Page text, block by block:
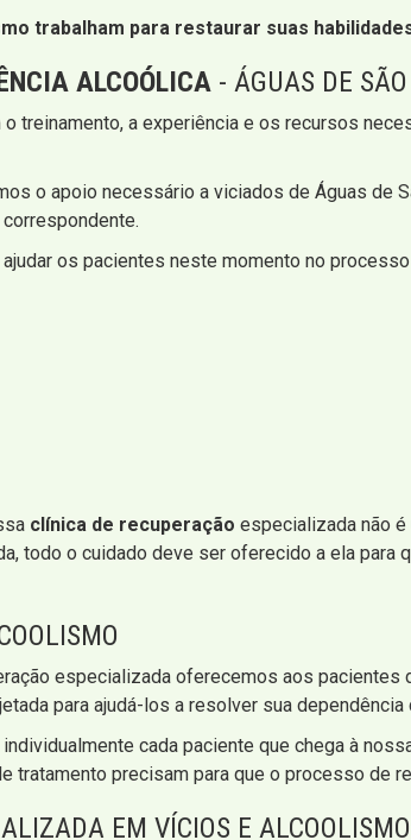
trabalham para restaurar suas
ALCOÓLICA - ÁGUAS DE
o treinamento, a experiência e os recursos
o apoio necessário a viciados de Águas de
os pacientes neste momento no
clínica de recuperação especializada não
todo o cuidado deve ser oferecido a ela para
especializada oferecemos aos pacientes
para ajudá-los a resolver sua
cada paciente que chega à
precisam para que o processo de
EM VÍCIOS E ALCOOLISMO